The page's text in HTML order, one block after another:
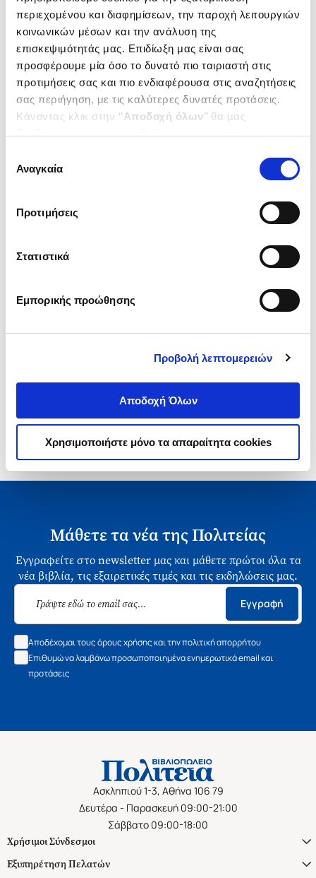
περιεχομένου και διαφημίσεων, την παροχή λειτουργιών
κοινωνικών μέσων και την ανάλυση της
επισκεψιμότητάς μας. Επιδίωξη μας είναι σας
προσφέρουμε μία όσο το δυνατό πιο ταιριαστή στις
προτιμήσεις σας και πιο ενδιαφέρουσα στις αναζητήσεις
σας περιήγηση, με τις καλύτερες δυνατές προτάσεις.
Κάνοντας κλικ στην ‘’Αποδοχή όλων’’ θα μας
βοηθήσετε να ανταποκριθούμε στα παραπάνω.
ενδιαφέρουν και να επιλέξετε από τα παρακάτω με την
΄΄και να ενημερωθείτε σχετικά με
συγκατάθεσης
Αναγκαία
Προτιμήσεις
Στατιστικά
Εμπορικής προώθησης
Προβολή λεπτομερειών
Αποδοχή Όλων
Χρησιμοποιήστε μόνο τα απαραίτητα cookies
(0
Το πιο όμορφο δώρο στον κόσμο
OBRADORS-MIREIA OLIVE
1-1 από 1 προϊόντα
Μάθετε τα νέα της Πολιτείας
Εγγραφείτε στο newsletter μας και μάθετε πρώτοι όλα τα
νέα βιβλία, τις εξαιρετικές τιμές και τις εκδηλώσεις μας.
Εγγραφή
Αποδέχομαι τους όρους χρήσης και την πολιτική απορρήτου
Επιθυμώ να λαμβάνω προσωποποιημένα ενημερωτικά email και
προτάσεις
Ασκληπιού 1-3, Αθήνα 106 79
Δευτέρα - Παρασκευή 09:00-21:00
Σάββατο 09:00-18:00
Χρήσιμοι Σύνδεσμοι
Εξυπηρέτηση Πελατών